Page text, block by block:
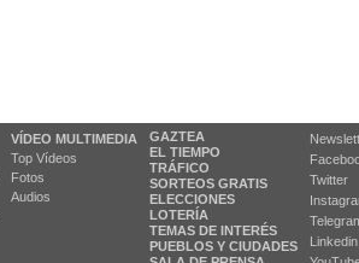
VÍDEO MULTIMEDIA
Top Vídeos
Fotos
Audios
GAZTEA
EL TIEMPO
TRÁFICO
SORTEOS GRATIS
ELECCIONES
LOTERÍA
TEMAS DE INTERÉS
PUEBLOS Y CIUDADES
Twitter
Linkedin